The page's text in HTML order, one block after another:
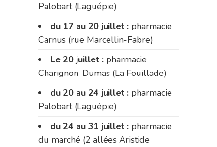
Palobart (Laguépie)
du 17 au 20 juillet : pharmacie
Carnus (rue Marcellin-Fabre)
Le 20 juillet : pharmacie
Charignon-Dumas (La Fouillade)
du 20 au 24 juillet : pharmacie
Palobart (Laguépie)
du 24 au 31 juillet : pharmacie
du marché (2 allées Aristide